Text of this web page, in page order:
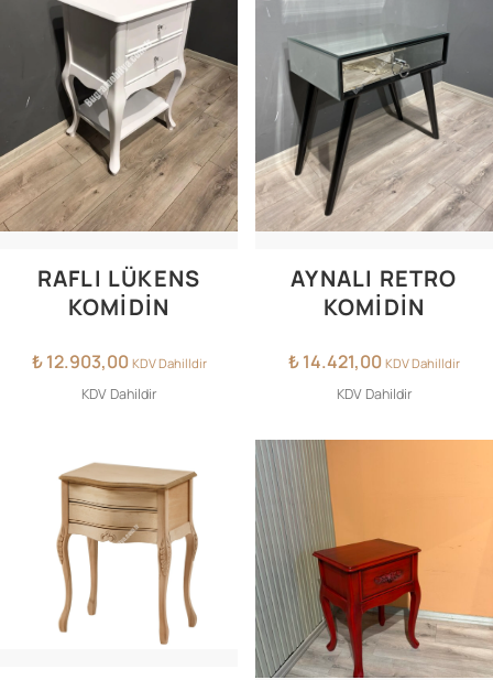
RAFLI LÜKENS
KOMİDİN
₺12.903,00 KDV Dahilldir
KDV Dahildir
AYNALI RETRO
KOMİDİN
₺14.421,00 KDV Dahilldir
KDV Dahildir